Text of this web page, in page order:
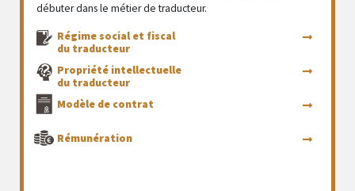
débuter dans le métier de traducteur.
Régime social et fiscal
du traducteur
Propriété intellectuelle
du traducteur
Modèle de contrat
Rémunération